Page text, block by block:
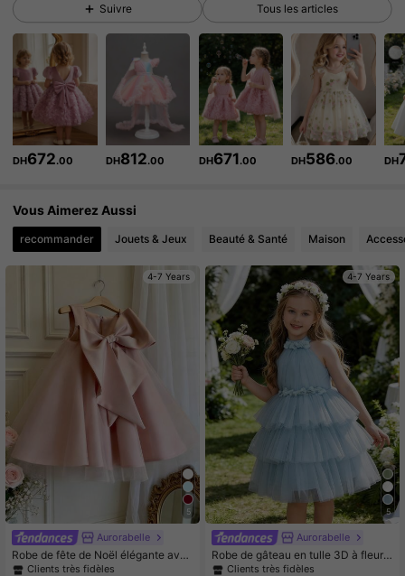
244K Suiveurs
4.93 244K Suiveurs
4.93 244K Suiveurs
4.93 244K Suiveurs
4.93
Suivre Tous les articles
DH672.00 DH812.00 DH671.00 DH586.00 DH
Vous Aimerez Aussi
recommander Jouets & Jeux Beauté & Santé Maison
4-7 Years
5
Aurorabelle
Robe de fête de Noël élégante avec
grand nœud rose et tulle pour jeune
Clients très fidèles
4-7 Years
5
Aurorabelle
Robe de gâteau en tulle 3D à fleurs
pour jeune fille, robe de soirée élég
Clients très fidèles